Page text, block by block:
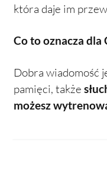
która daje im
Co to oznacza dla
Dobra wiadomość
pamięci, także
możesz